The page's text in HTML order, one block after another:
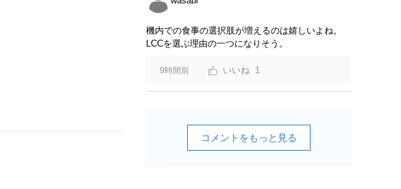
機内での食事の選択肢が増えるのは嬉しいよね。
LCCを選ぶ理由の一つになりそう。
9時間前 1
コメントをもっと見る